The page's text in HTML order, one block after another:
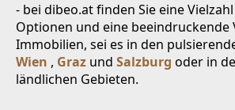
- bei dibeo.at finden Sie eine
Optionen und eine beeindruckende
Immobilien, sei es in den
Wien , Graz und Salzburg oder in
ländlichen Gebieten.